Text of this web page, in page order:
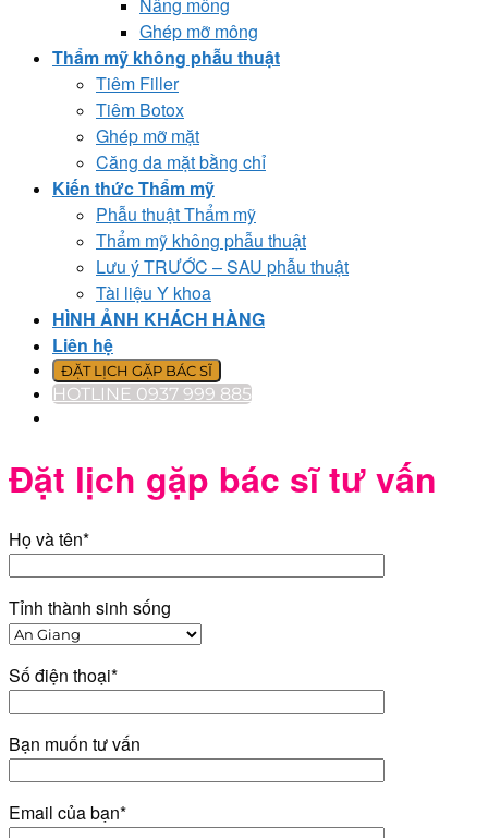
Ghép mỡ mông
Thẩm mỹ không phẫu thuật
Tiêm Filler
Tiêm Botox
Ghép mỡ mặt
Căng da mặt bằng chỉ
Kiến thức Thẩm mỹ
Phẫu thuật Thẩm mỹ
Thẩm mỹ không phẫu thuật
Lưu ý TRƯỚC – SAU phẫu thuật
Tài liệu Y khoa
HÌNH ẢNH KHÁCH HÀNG
Liên hệ
ĐẶT LỊCH GẶP BÁC SĨ
HOTLINE 0937 999 885
Đặt lịch gặp bác sĩ tư vấn
Họ và tên*
Tỉnh thành sinh sống
Số điện thoại*
Bạn muốn tư vấn
Email của bạn*